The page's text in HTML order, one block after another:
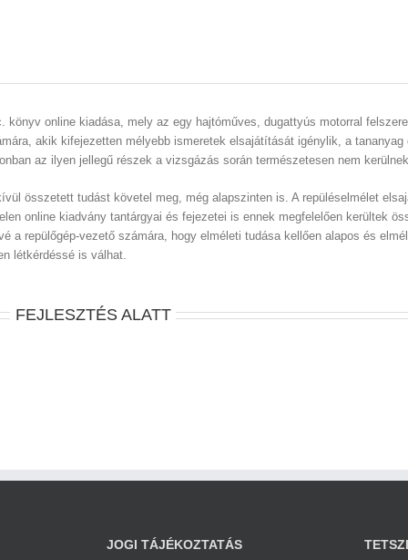
online kiadása, mely az egy hajtóműves, dugattyús motorral
akik kifejezetten mélyebb ismeretek elsajátítását igénylik, a
az ilyen jellegű részek a vizsgázás során természetesen nem
összetett tudást követel meg, még alapszinten is. A repüléselmélet
online kiadvány tantárgyai és fejezetei is ennek megfelelően kerültek
repülőgép-vezető számára, hogy elméleti tudása kellően alapos és
létkérdéssé is válhat.
FEJLESZTÉS ALATT
JOGI TÁJÉKOZTATÁS